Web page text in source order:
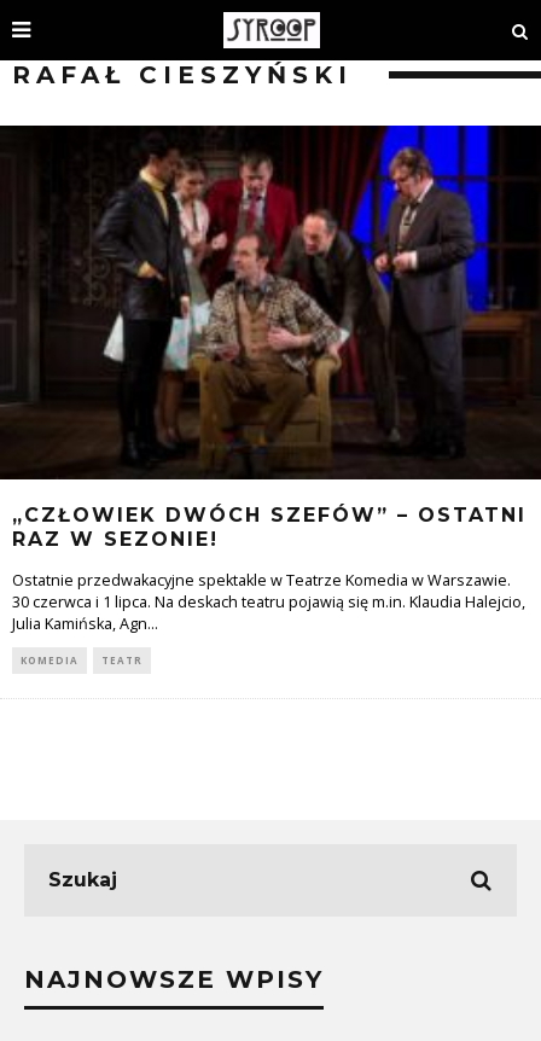
RAFAŁ CIESZYŃSKI
„CZŁOWIEK DWÓCH SZEFÓW” – OSTATNI
RAZ W SEZONIE!
Ostatnie przedwakacyjne spektakle w Teatrze Komedia w Warszawie.
30 czerwca i 1 lipca. Na deskach teatru pojawią się m.in. Klaudia Halejcio,
Julia Kamińska, Agn...
KOMEDIA TEATR
NAJNOWSZE WPISY